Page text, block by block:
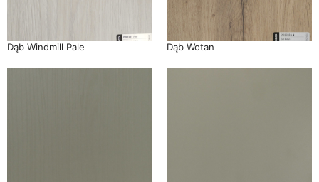
Dąb Windmill Pale Dąb Wotan